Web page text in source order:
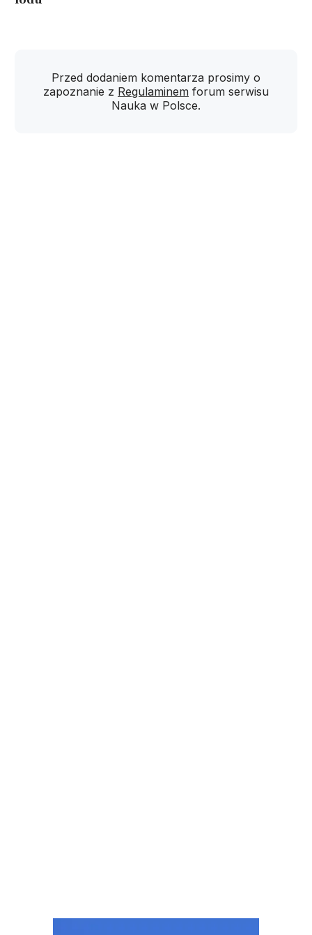
Przed dodaniem komentarza prosimy o
zapoznanie z Regulaminem forum serwisu
Nauka w Polsce.